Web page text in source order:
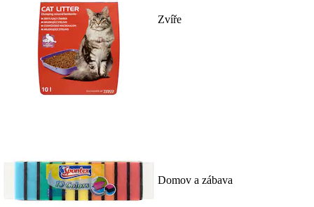
Zvíře
Domov a zábava